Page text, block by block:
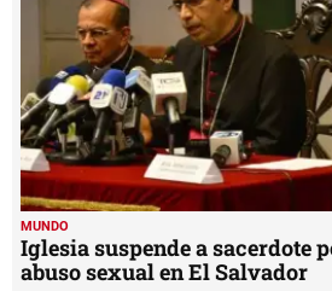
MUNDO
Iglesia suspende a sacerdote
abuso sexual en El Salvador